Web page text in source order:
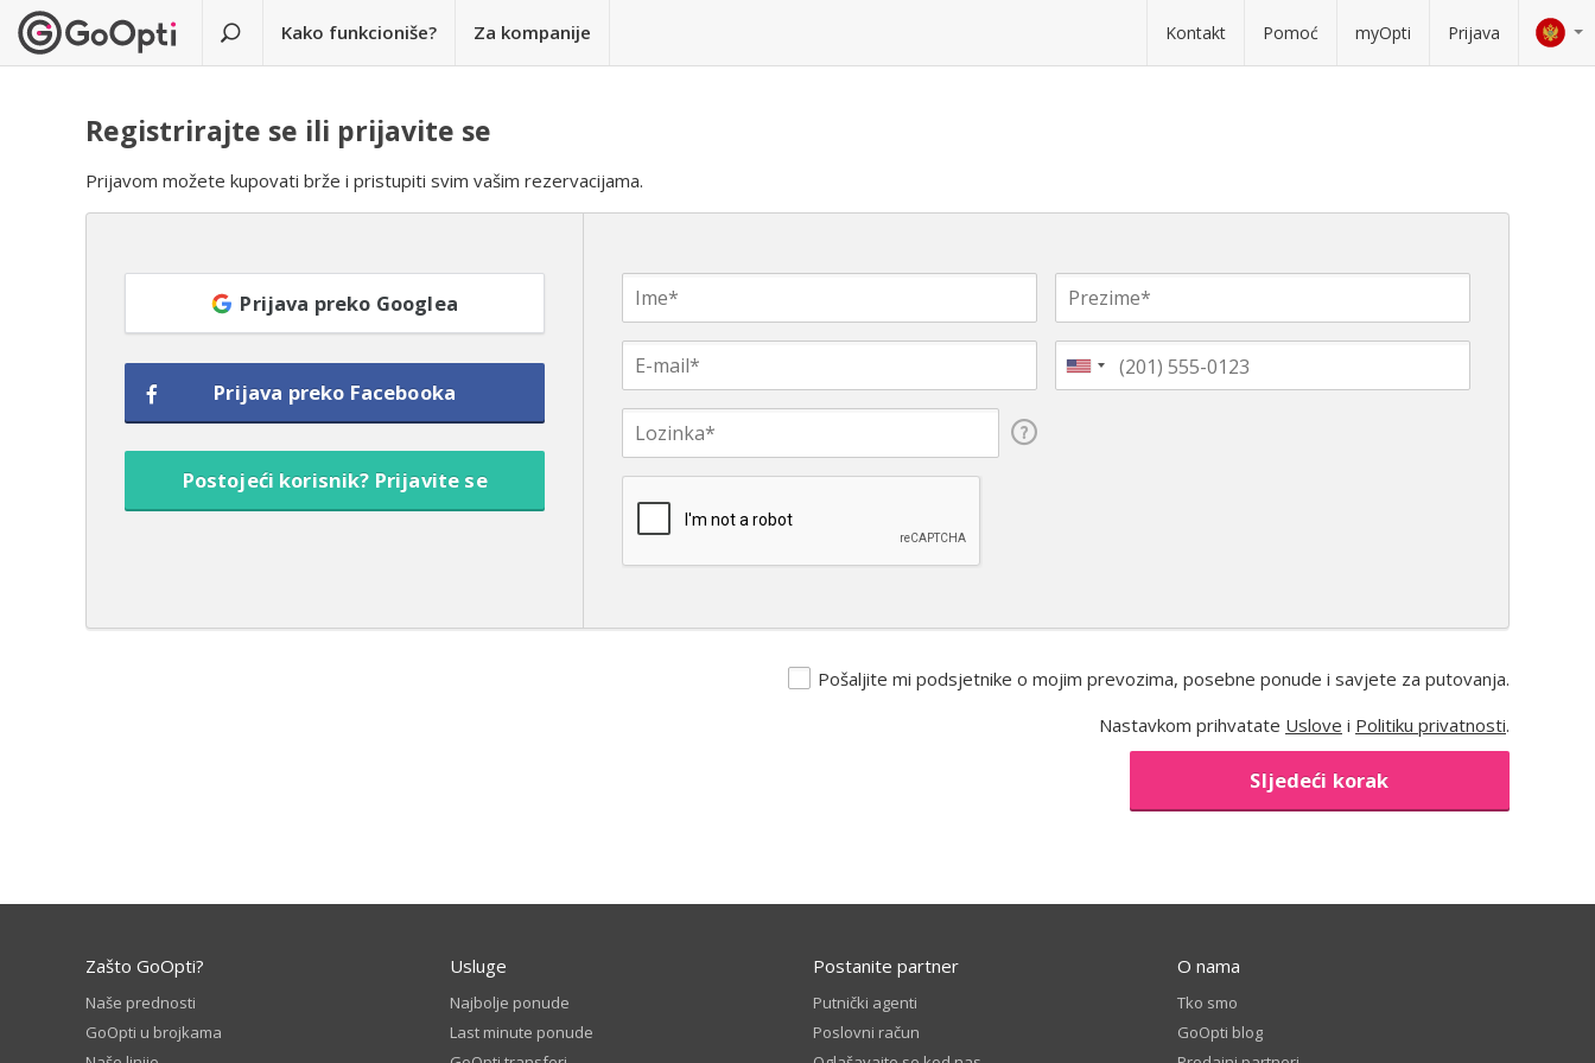
Kako funkcioniše? Za kompanije Kontakt Pomoć myOpti Prijava
Registrirajte se ili prijavite se
Prijavom možete kupovati brže i pristupiti svim vašim rezervacijama.
Prijava preko Googlea
Prijava preko Facebooka
Postojeći korisnik? Prijavite se
Pošaljite mi podsjetnike o mojim prevozima, posebne ponude i savjete za putovanja.
Nastavkom prihvatate Uslove i Politiku privatnosti.
Sljedeći korak
Zašto GoOpti?
Naše prednosti
GoOpti u brojkama
Usluge
Najbolje ponude
Last minute ponude
Postanite partner
Putnički agenti
Poslovni račun
O nama
Tko smo
GoOpti blog